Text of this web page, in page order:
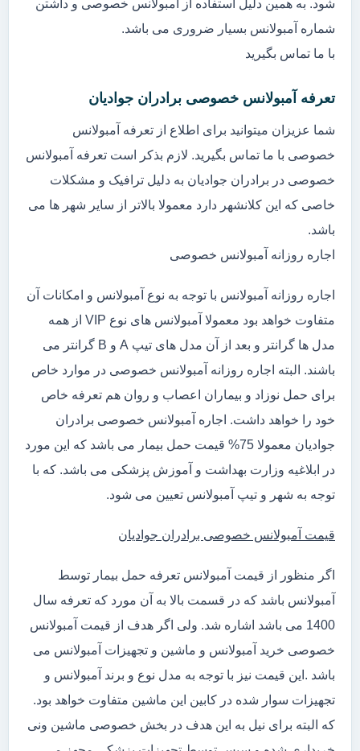
شود. به همین دلیل استفاده از آمبولانس خصوصی و داشتن
شماره آمبولانس بسیار ضروری می باشد.
با ما تماس بگیرید
تعرفه آمبولانس خصوصی برادران جوادیان
شما عزیزان میتوانید برای اطلاع از تعرفه آمبولانس
خصوصی با ما تماس بگیرید. لازم بذکر است تعرفه آمبولانس
خصوصی در برادران جوادیان به دلیل ترافیک و مشکلات
خاصی که این کلانشهر دارد معمولا بالاتر از سایر شهر ها می
باشد.
اجاره روزانه آمبولانس خصوصی
اجاره روزانه آمبولانس با توجه به نوع آمبولانس و امکانات آن
متفاوت خواهد بود معمولا آمبولانس های نوع VIP از همه
مدل ها گرانتر و بعد از آن مدل های تیپ A و B گرانتر می
باشند. البته اجاره روزانه آمبولانس خصوصی در موارد خاص
برای حمل نوزاد و بیماران اعصاب و روان هم تعرفه خاص
خود را خواهد داشت. اجاره آمبولانس خصوصی برادران
جوادیان معمولا 75% قیمت حمل بیمار می باشد که این مورد
در ابلاغیه وزارت بهداشت و آموزش پزشکی می باشد. که با
توجه به شهر و تیپ آمبولانس تعیین می شود.
قیمت آمبولانس خصوصی برادران جوادیان
اگر منظور از قیمت آمبولانس تعرفه حمل بیمار توسط
آمبولانس باشد که در قسمت بالا به آن مورد که تعرفه سال
1400 می باشد اشاره شد. ولی اگر هدف از قیمت آمبولانس
خصوصی خرید آمبولانس و ماشین و تجهیزات آمبولانس می
باشد .این قیمت نیز با توجه به مدل نوع و برند آمبولانس و
تجهیزات سوار شده در کابین این ماشین متفاوت خواهد بود.
که البته برای نیل به این هدف در بخش خصوصی ماشین ونی